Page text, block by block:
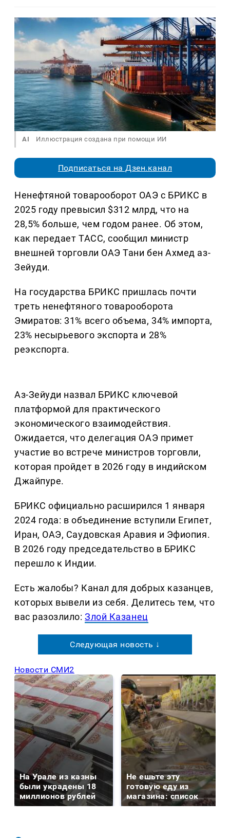
AI Иллюстрация создана при помощи ИИ
Подписаться на Дзен.канал
Ненефтяной товарооборот ОАЭ с БРИКС в
2025 году превысил $312 млрд, что на
28,5% больше, чем годом ранее. Об этом,
как передает ТАСС, сообщил министр
внешней торговли ОАЭ Тани бен Ахмед аз-
Зейуди.
На государства БРИКС пришлась почти
треть ненефтяного товарооборота
Эмиратов: 31% всего объема, 34% импорта,
23% несырьевого экспорта и 28%
реэкспорта.
Аз-Зейуди назвал БРИКС ключевой
платформой для практического
экономического взаимодействия.
Ожидается, что делегация ОАЭ примет
участие во встрече министров торговли,
которая пройдет в 2026 году в индийском
Джайпуре.
БРИКС официально расширился 1 января
2024 года: в объединение вступили Египет,
Иран, ОАЭ, Саудовская Аравия и Эфиопия.
В 2026 году председательство в БРИКС
перешло к Индии.
Есть жалобы? Канал для добрых казанцев,
которых вывели из себя. Делитеcь тем, что
вас разозлило:Злой Казанец
Следующая новость ↓
Новости СМИ2
На Урале из казны
были украдены 18
миллионов рублей
Не ешьте эту
готовую еду из
магазина: список